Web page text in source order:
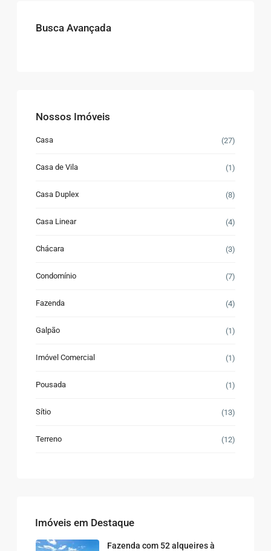
Busca Avançada
Nossos Imóveis
Casa (27)
Casa de Vila (1)
Casa Duplex (8)
Casa Linear (4)
Chácara (3)
Condomínio (7)
Fazenda (4)
Galpão (1)
Imóvel Comercial (1)
Pousada (1)
Sítio (13)
Terreno (12)
Imóveis em Destaque
Fazenda com 52 alqueires à